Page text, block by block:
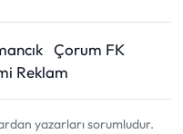
Çorum FK
Reklam
yazarları sorumludur.